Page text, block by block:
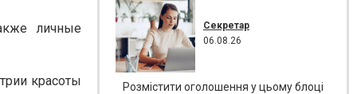
личные
красоты
Секретар
06.08.26
Розмістити оголошення у цьому блоці